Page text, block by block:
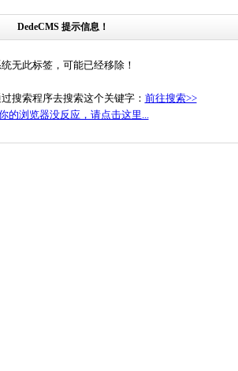
DedeCMS 提示信息！
统无此标签，可能已经移除！
搜索程序去搜索这个关键字： 前往搜索>>
的浏览器没反应，请点击这里...